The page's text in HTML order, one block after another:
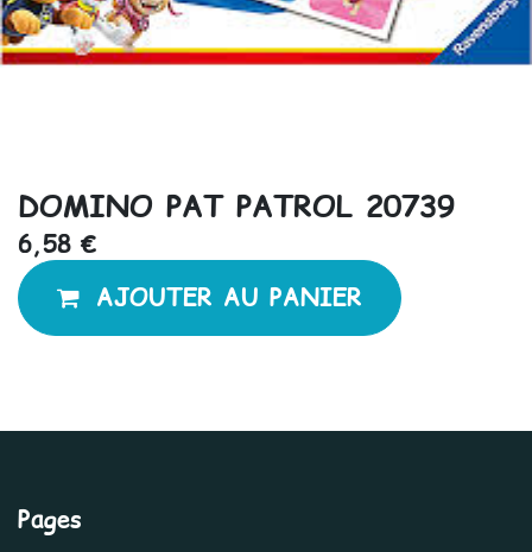
DOMINO PAT PATROL 20739
6,58 €
AJOUTER AU PANIER
Pages